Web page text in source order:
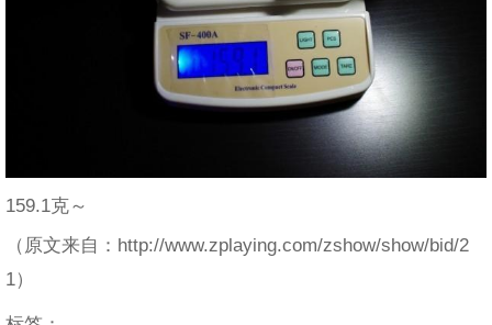
159.1克～
（原文来自：http://www.zplaying.com/zshow/show/bid/2
1）